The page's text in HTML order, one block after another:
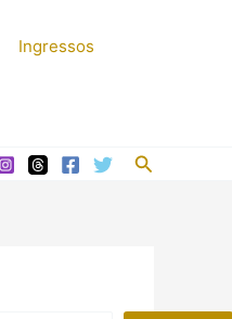
Ingressos
Pesquisar